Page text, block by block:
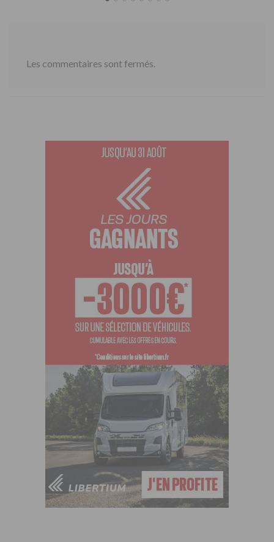
Les commentaires sont fermés.